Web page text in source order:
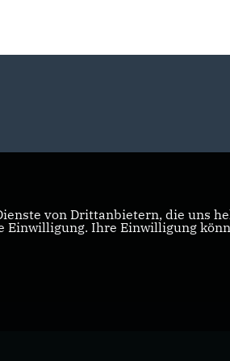
von Drittanbietern, die uns
Einwilligung. Ihre Einwilligung